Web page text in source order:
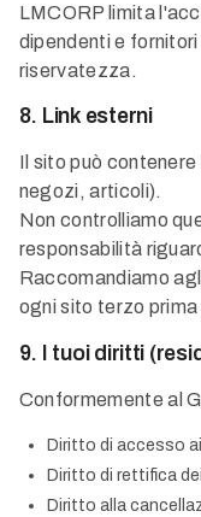
LMCORP limita
dipendenti e
riservatezza.
8. Link esterni
Il sito può
negozi, articoli).
Non controlliamo
responsabilità
Raccomandiamo
ogni sito terzo
9. I tuoi diritti
Conformemente al
Diritto di accesso
Diritto di rettifica
Diritto alla